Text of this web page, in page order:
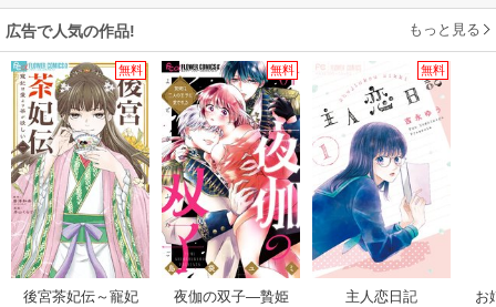
広告で人気の作品! もっと見る
無料
後宮茶妃伝～寵妃
無料
夜伽の双子―贄姫
無料
主人恋日記
お